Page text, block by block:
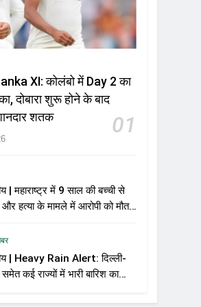
XI: कोलंबो में Day 2 का
दोबारा शुरू होने के बाद
शतक
01
| महाराष्ट्र में 9 साल की बच्ची से
और हत्या के मामले में आरोपी को मौत
| Heavy Rain Alert: दिल्ली-
कई राज्यों में भारी बारिश का